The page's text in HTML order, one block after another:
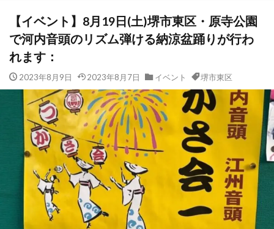
【イベント】8月19日(土)堺市東区・原寺公園
で河内音頭のリズム弾ける納涼盆踊りが行わ
れます：
2023年8月9日 2023年8月7日 イベント 堺市東区